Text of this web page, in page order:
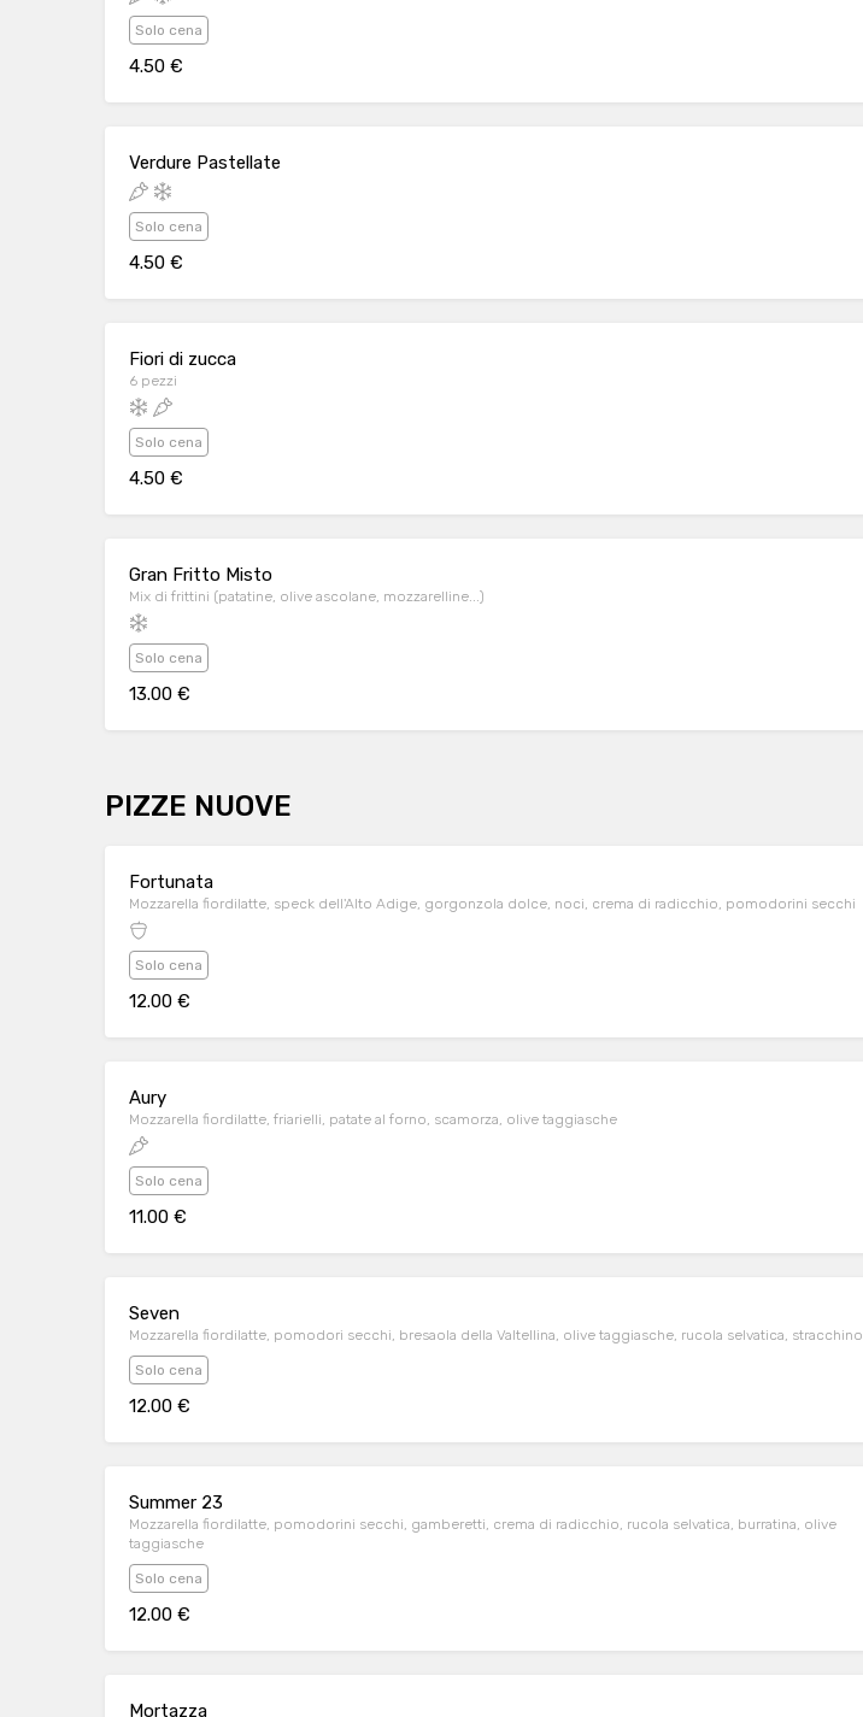
Solo cena
4.50 €
Verdure Pastellate
Solo cena
4.50 €
Fiori di zucca
6 pezzi
Solo cena
4.50 €
Gran Fritto Misto
Mix di frittini (patatine, olive ascolane, mozzarelline...)
Solo cena
13.00 €
PIZZE NUOVE
Fortunata
Mozzarella fiordilatte, speck dell'Alto Adige, gorgonzola dolce, noci, crema di radicchio, pomodorini secchi
Solo cena
12.00 €
Aury
Mozzarella fiordilatte, friarielli, patate al forno, scamorza, olive taggiasche
Solo cena
11.00 €
Seven
Mozzarella fiordilatte, pomodori secchi, bresaola della Valtellina, olive taggiasche, rucola selvatica, stracchino
Solo cena
12.00 €
Summer 23
Mozzarella fiordilatte, pomodorini secchi, gamberetti, crema di radicchio, rucola selvatica, burratina, olive
taggiasche
Solo cena
12.00 €
Mortazza